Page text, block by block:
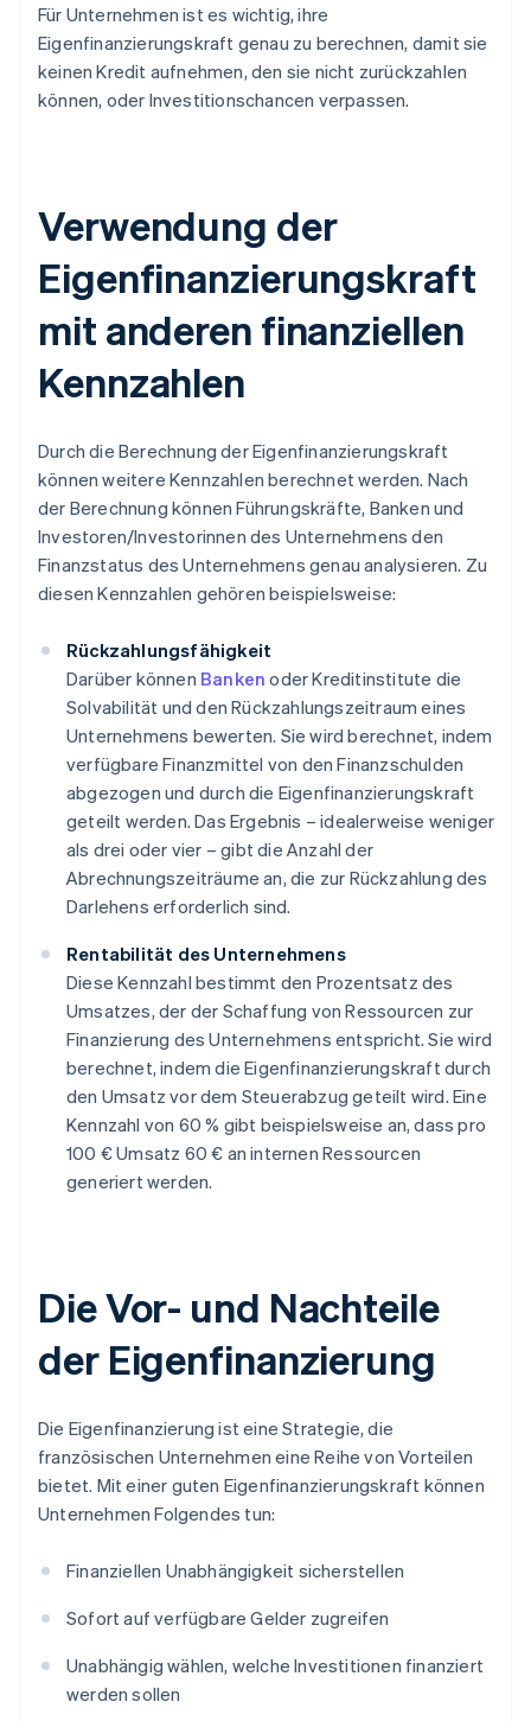
Für Unternehmen ist es wichtig, ihre
Eigenfinanzierungskraft genau zu berechnen, damit sie
keinen Kredit aufnehmen, den sie nicht zurückzahlen
können, oder Investitionschancen verpassen.
Verwendung der
Eigenfinanzierungskraft
mit anderen finanziellen
Kennzahlen
Durch die Berechnung der Eigenfinanzierungskraft
können weitere Kennzahlen berechnet werden. Nach
der Berechnung können Führungskräfte, Banken und
Investoren/Investorinnen des Unternehmens den
Finanzstatus des Unternehmens genau analysieren. Zu
diesen Kennzahlen gehören beispielsweise:
Rückzahlungsfähigkeit
Darüber können Banken oder Kreditinstitute die
Solvabilität und den Rückzahlungszeitraum eines
Unternehmens bewerten. Sie wird berechnet, indem
verfügbare Finanzmittel von den Finanzschulden
abgezogen und durch die Eigenfinanzierungskraft
geteilt werden. Das Ergebnis – idealerweise weniger
als drei oder vier – gibt die Anzahl der
Abrechnungszeiträume an, die zur Rückzahlung des
Darlehens erforderlich sind.
Rentabilität des Unternehmens
Diese Kennzahl bestimmt den Prozentsatz des
Umsatzes, der der Schaffung von Ressourcen zur
Finanzierung des Unternehmens entspricht. Sie wird
berechnet, indem die Eigenfinanzierungskraft durch
den Umsatz vor dem Steuerabzug geteilt wird. Eine
Kennzahl von 60 % gibt beispielsweise an, dass pro
100 € Umsatz 60 € an internen Ressourcen
generiert werden.
Die Vor- und Nachteile
der Eigenfinanzierung
Die Eigenfinanzierung ist eine Strategie, die
französischen Unternehmen eine Reihe von Vorteilen
bietet. Mit einer guten Eigenfinanzierungskraft können
Unternehmen Folgendes tun:
Finanziellen Unabhängigkeit sicherstellen
Sofort auf verfügbare Gelder zugreifen
Unabhängig wählen, welche Investitionen finanziert
werden sollen